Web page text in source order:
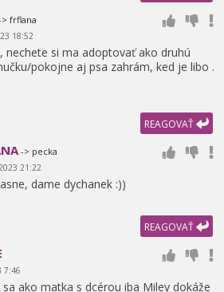
frflana
18:52
nechete si ma adoptovať ako druhú
pokojne aj psa zahrám, ked je libo .
REAGOVAŤ
-> pecka
21:22
dame dychanek :))
REAGOVAŤ
7:46
ako matka s dcérou iba Miley dokáže